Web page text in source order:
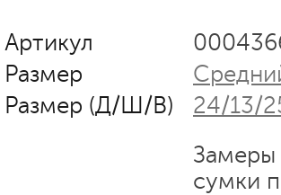
Артикул
Размер
Размер (Д/Ш/В)
24/13/
Замеры
сумки